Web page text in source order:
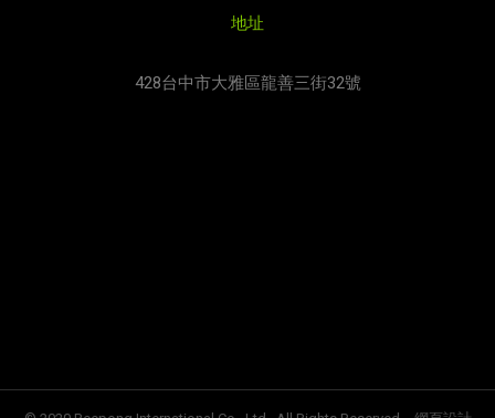
地址
428台中市大雅區龍善三街32號